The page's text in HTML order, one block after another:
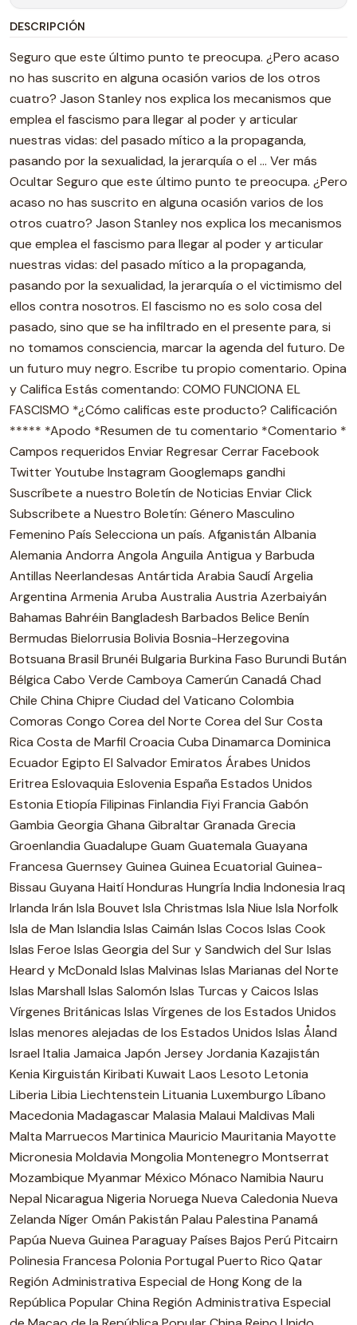
DESCRIPCIÓN
Seguro que este último punto te preocupa. ¿Pero acaso no has suscrito en alguna ocasión varios de los otros cuatro? Jason Stanley nos explica los mecanismos que emplea el fascismo para llegar al poder y articular nuestras vidas: del pasado mítico a la propaganda, pasando por la sexualidad, la jerarquía o el ... Ver más Ocultar Seguro que este último punto te preocupa. ¿Pero acaso no has suscrito en alguna ocasión varios de los otros cuatro? Jason Stanley nos explica los mecanismos que emplea el fascismo para llegar al poder y articular nuestras vidas: del pasado mítico a la propaganda, pasando por la sexualidad, la jerarquía o el victimismo del ellos contra nosotros. El fascismo no es solo cosa del pasado, sino que se ha infiltrado en el presente para, si no tomamos consciencia, marcar la agenda del futuro. De un futuro muy negro. Escribe tu propio comentario. Opina y Califica Estás comentando: COMO FUNCIONA EL FASCISMO *¿Cómo calificas este producto? Calificación ***** *Apodo *Resumen de tu comentario *Comentario * Campos requeridos Enviar Regresar Cerrar Facebook Twitter Youtube Instagram Googlemaps gandhi Suscríbete a nuestro Boletín de Noticias Enviar Click Subscribete a Nuestro Boletín: Género Masculino Femenino País Selecciona un país. Afganistán Albania Alemania Andorra Angola Anguila Antigua y Barbuda Antillas Neerlandesas Antártida Arabia Saudí Argelia Argentina Armenia Aruba Australia Austria Azerbaiyán Bahamas Bahréin Bangladesh Barbados Belice Benín Bermudas Bielorrusia Bolivia Bosnia-Herzegovina Botsuana Brasil Brunéi Bulgaria Burkina Faso Burundi Bután Bélgica Cabo Verde Camboya Camerún Canadá Chad Chile China Chipre Ciudad del Vaticano Colombia Comoras Congo Corea del Norte Corea del